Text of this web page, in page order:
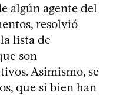
algún agente del
resolvió
lista de
son
Asimismo, se
que si bien han